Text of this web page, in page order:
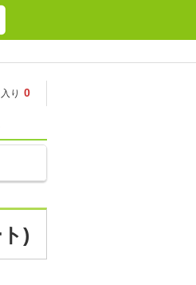
り 0
)